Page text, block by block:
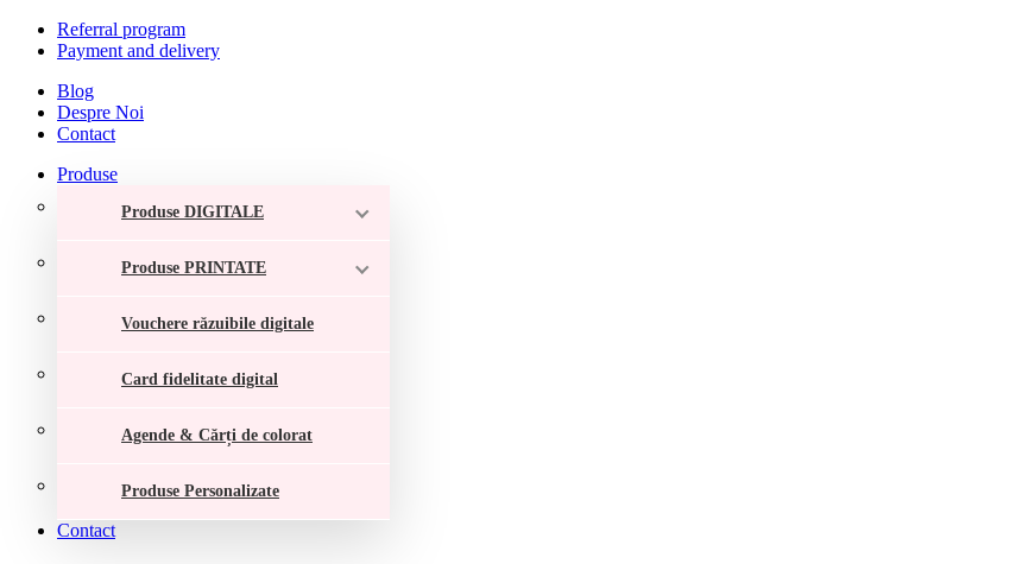
Referral program
Payment and delivery
Blog
Despre Noi
Contact
Produse
Produse DIGITALE
Produse PRINTATE
Vouchere răzuibile digitale
Card fidelitate digital
Agende & Cărți de colorat
Produse Personalizate
Contact